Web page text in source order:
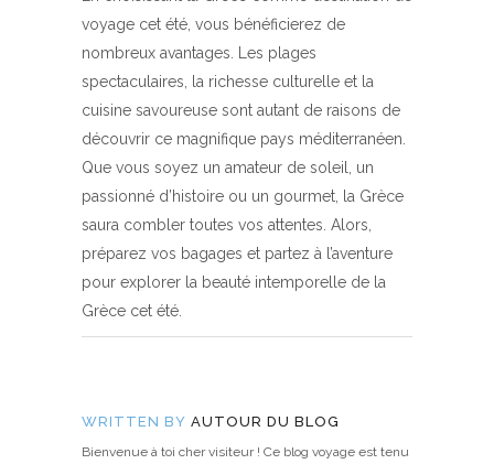
voyage cet été, vous bénéficierez de
nombreux avantages. Les plages
spectaculaires, la richesse culturelle et la
cuisine savoureuse sont autant de raisons de
découvrir ce magnifique pays méditerranéen.
Que vous soyez un amateur de soleil, un
passionné d’histoire ou un gourmet, la Grèce
saura combler toutes vos attentes. Alors,
préparez vos bagages et partez à l’aventure
pour explorer la beauté intemporelle de la
Grèce cet été.
WRITTEN BY AUTOUR DU BLOG
Bienvenue à toi cher visiteur ! Ce blog voyage est tenu